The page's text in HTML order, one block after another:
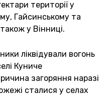
території у
Гайсинському та
у Вінниці.
ліквідували вогонь
Куниче
загоряння наразі
сталися у селах